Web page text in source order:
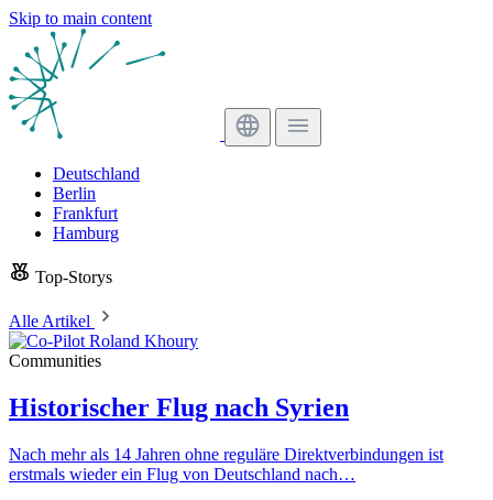
Skip to main content
Deutschland
Berlin
Frankfurt
Hamburg
Top-Storys
Alle Artikel
Communities
Historischer Flug nach Syrien
Nach mehr als 14 Jahren ohne reguläre Direktverbindungen ist
erstmals wieder ein Flug von Deutschland nach…